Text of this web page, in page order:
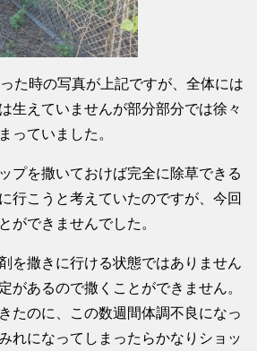
た時の写真が上記ですが、全体には
生えていませんが部分部分では徐々
っていました。
プを撒いておけば完全に除草できる
行こうと考えていたのですが、今回
ができませんでした。
を撒きに行ける状態ではありません
があるので撒くことができません。
たのに、この数週間体調不良になっ
れになってしまったらかなりショッ